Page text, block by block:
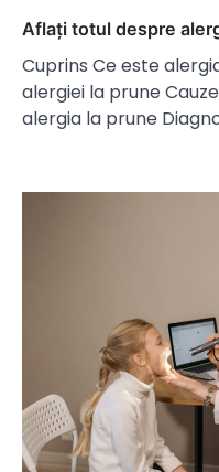
Aflați totul despre
Cuprins Ce este
alergiei la prune
alergia la prune